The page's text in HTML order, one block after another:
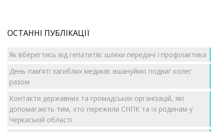
ОСТАННІ ПУБЛІКАЦІЇ
Як вберегтись від гепатитів: шляхи передачі і профілактика
День пам’яті загиблих медиків: вшануймо подвиг колег
разом
Контакти державних та громадських організацій, які
допомагають тим, хто пережили СНПК та їх родинам у
Черкаській області